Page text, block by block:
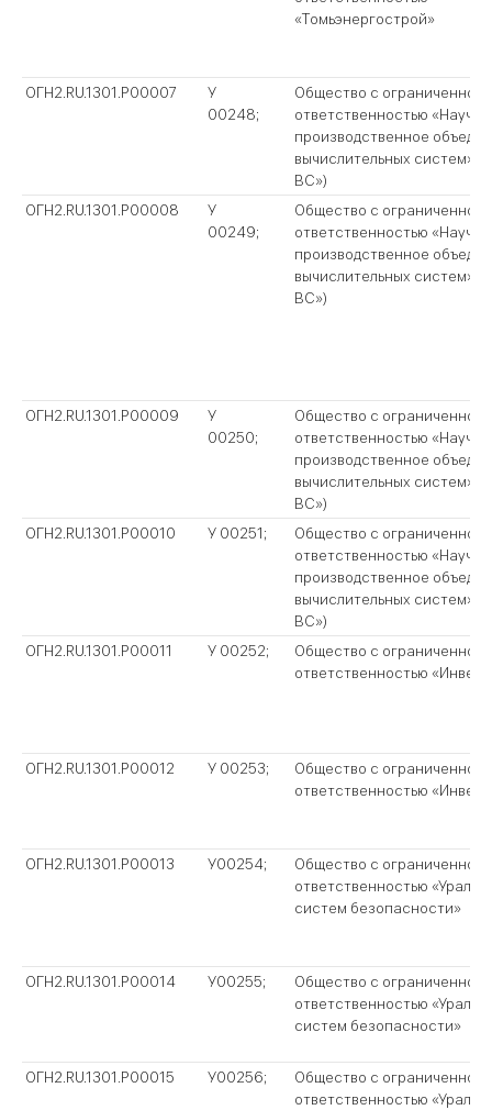
«Томьэнергострой»
ОГН2.RU.1301.P00007
У
00248;
Общество с ограниченной
ответственностью
производственное
вычислительных систем»
ВС»)
ОГН2.RU.1301.P00008
У
00249;
Общество с ограниченной
ответственностью
производственное
вычислительных систем»
ВС»)
ОГН2.RU.1301.P00009
У
00250;
Общество с ограниченной
ответственностью
производственное
вычислительных систем»
ВС»)
ОГН2.RU.1301.P00010
У 00251;
Общество с ограниченной
ответственностью
производственное
вычислительных систем»
ВС»)
ОГН2.RU.1301.P00011
У 00252;
Общество с ограниченной
ответственностью
ОГН2.RU.1301.P00012 У 00253;
Общество с ограниченной
ответственностью
ОГН2.RU.1301.P00013 У00254;
Общество с ограниченной
ответственностью
систем безопасности»
ОГН2.RU.1301.P00014 У00255;
Общество с ограниченной
ответственностью
систем безопасности»
ОГН2.RU.1301.P00015 У00256;
Общество с ограниченной
ответственностью